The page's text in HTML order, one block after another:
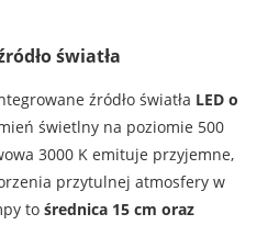
światła
źródło światła LED o
świetlny na poziomie 500
3000 K emituje przyjemne,
przytulnej atmosfery w
to średnica 15 cm oraz